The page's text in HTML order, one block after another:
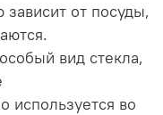
от посуды,
вид стекла,
используется во